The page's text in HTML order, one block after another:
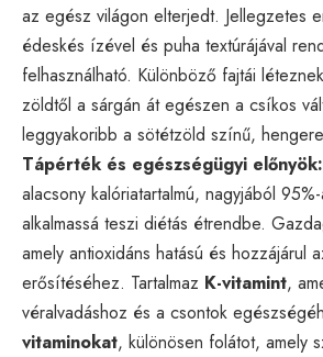
az egész világon elterjedt. Jellegzetes
édeskés ízével és puha textúrájával
felhasználható. Különböző fajtái
zöldtől a sárgán át egészen a csíkos
leggyakoribb a sötétzöld színű,
Tápérték és egészségügyi előnyök:
alacsony kalóriatartalmú, nagyjából
alkalmassá teszi diétás étrendbe.
amely antioxidáns hatású és hozzájárul
erősítéséhez. Tartalmaz K-vitamint,
véralvadáshoz és a csontok
vitaminokat, különösen folátot, amely